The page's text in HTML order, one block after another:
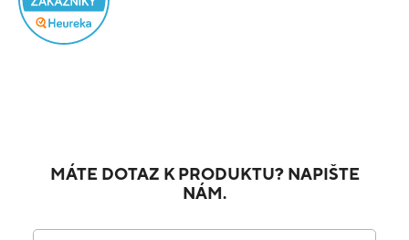
MÁTE DOTAZ K PRODUKTU? NAPIŠTE
NÁM.